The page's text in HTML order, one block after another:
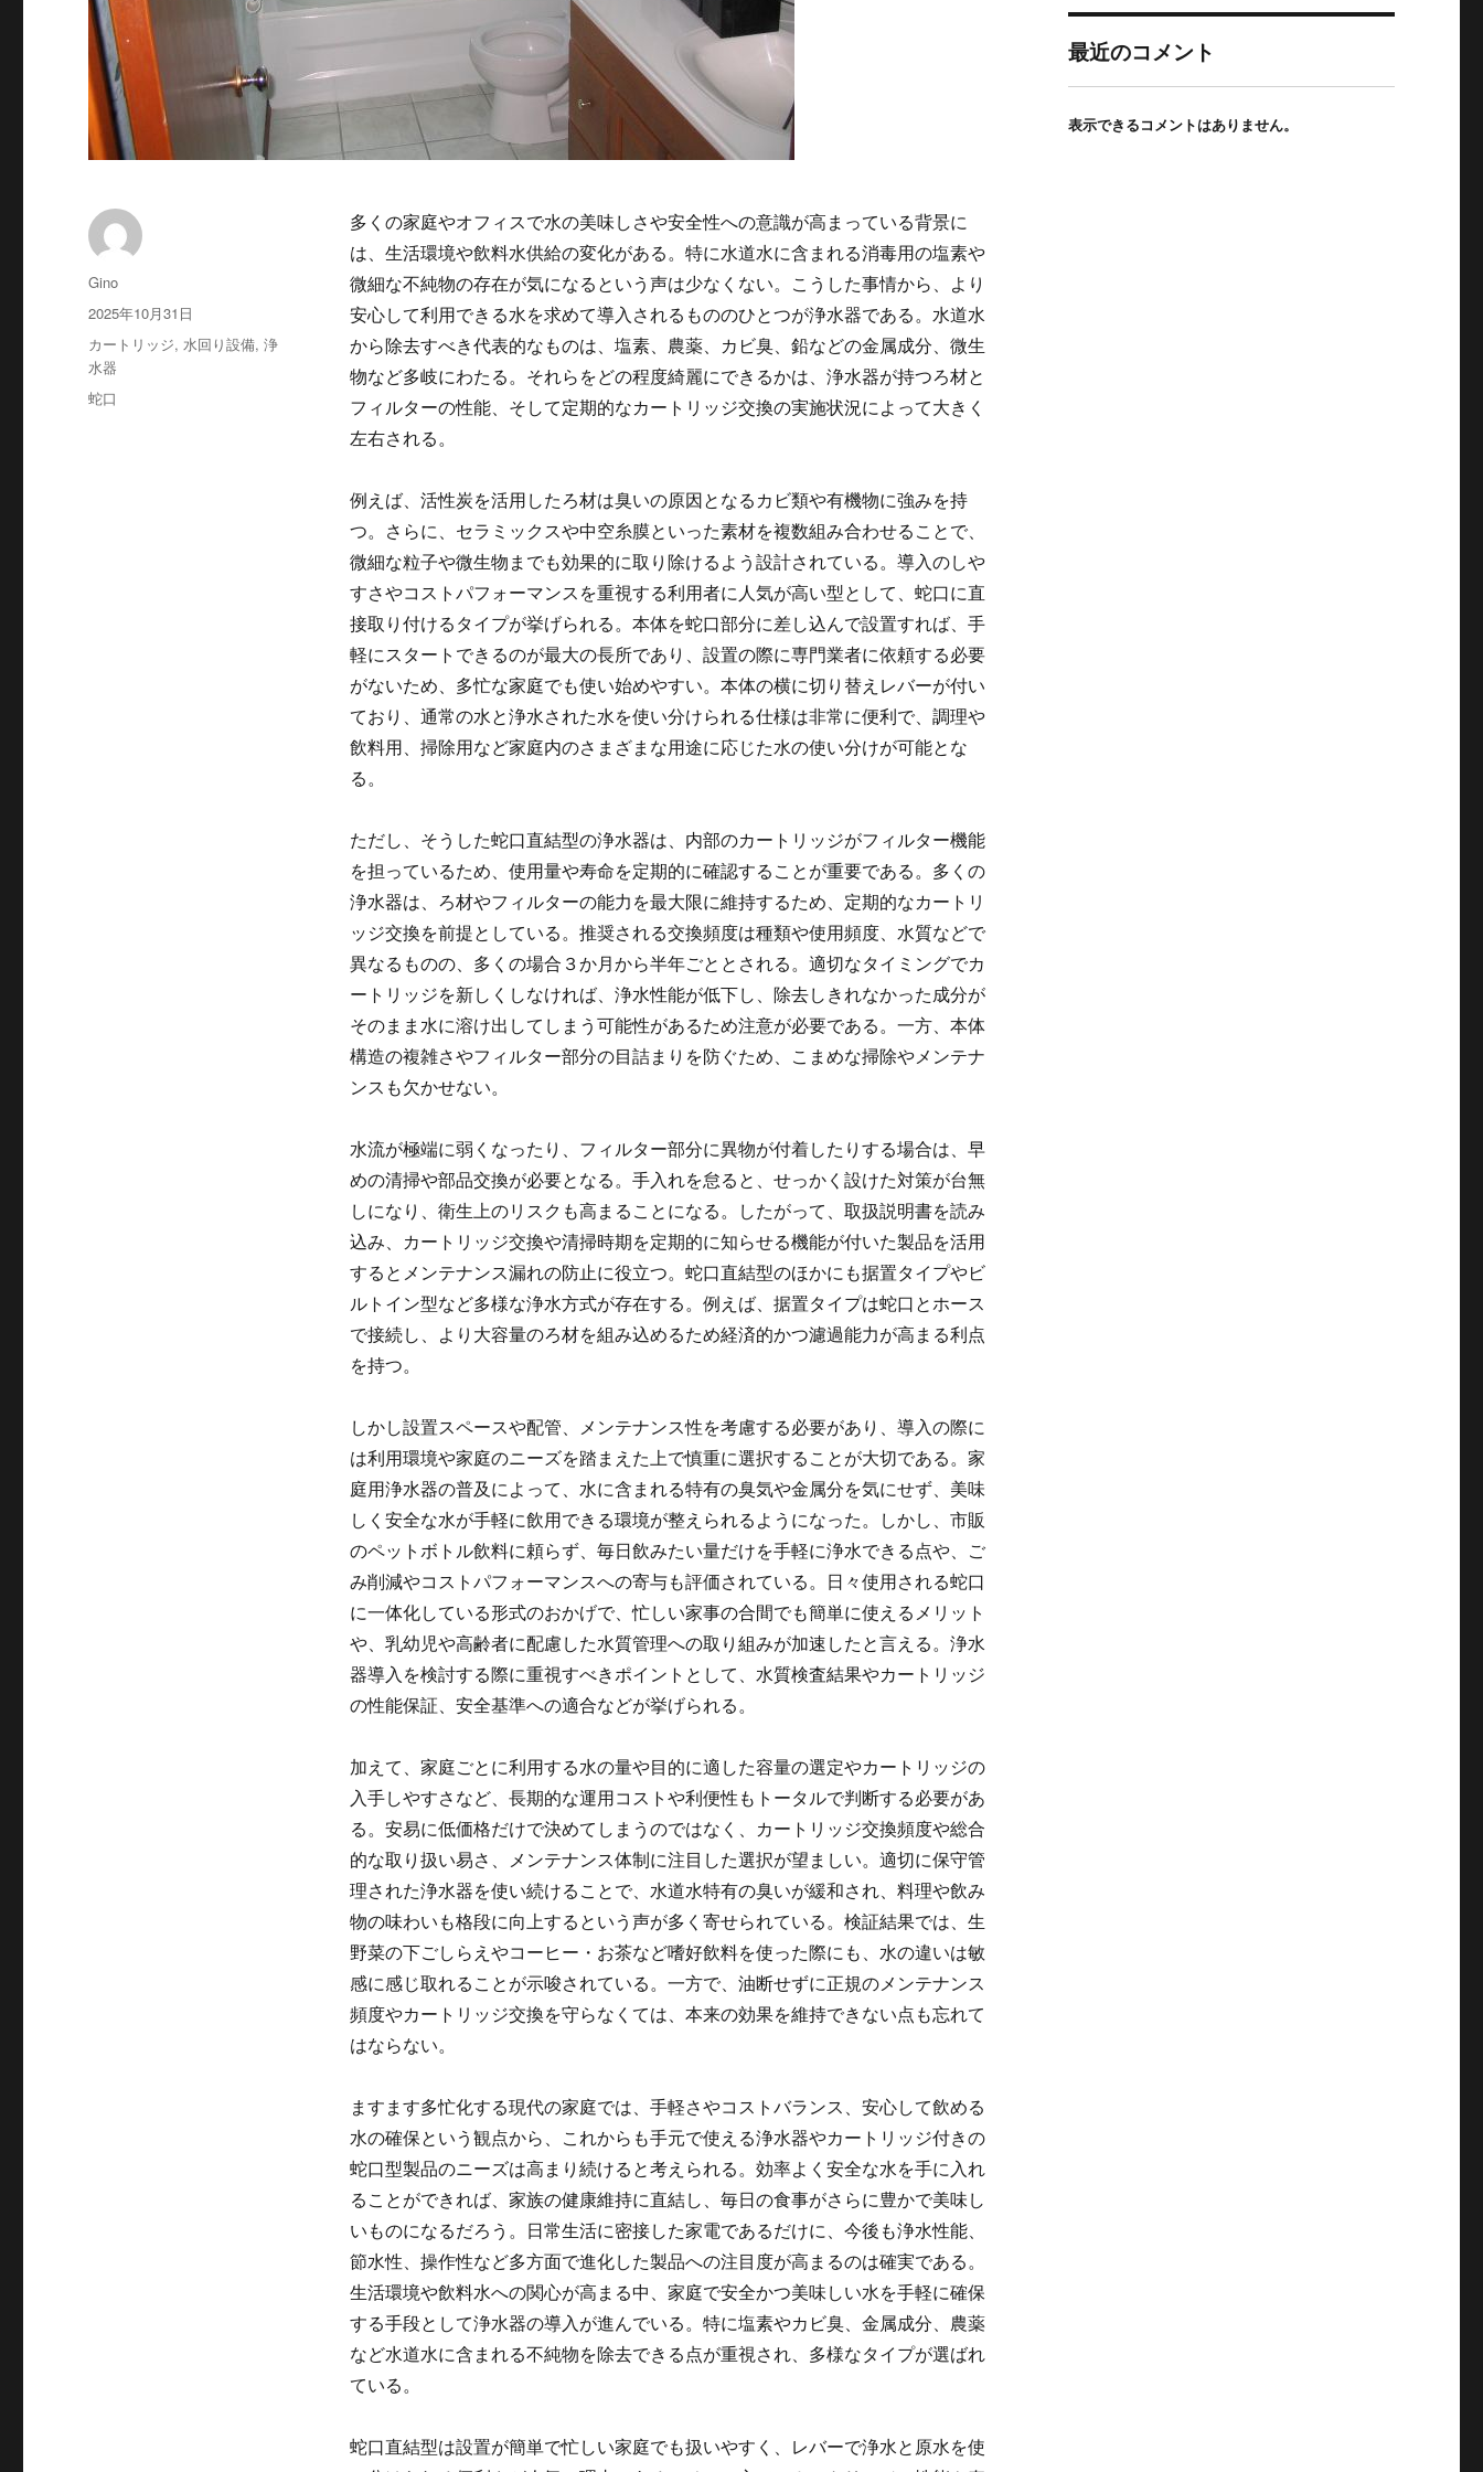
多くの家庭やオフィスで水の美味しさや安全性への意識が高まっている背景に
は、生活環境や飲料水供給の変化がある。 特に水道水に含まれる消毒用の塩素や
微細な不純物の存在が気になるという声は少なくない。こうした事情から、より
安心して利用できる水を求めて導入されるもののひとつが浄水器である。水道水
から除去すべき代表的なものは、塩素、農薬、カビ臭、鉛などの金属成分、微生
物など多岐にわたる。それらをどの程度綺麗にできるかは、浄水器が持つろ材と
フィルターの性能、そして定期的なカートリッジ交換の実施状況によって大きく
左右される。
例えば、活性炭を活用したろ材は臭いの原因となるカビ類や有機物に強みを持
つ。さらに、セラミックスや中空糸膜といった素材を複数組み合わせることで、
微細な粒子や微生物までも効果的に取り除けるよう設計されている。導入のしや
すさやコストパフォーマンスを重視する利用者に人気が高い型として、蛇口に直
接取り付けるタイプが挙げられる。本体を蛇口部分に差し込んで設置すれば、手
軽にスタートできるのが最大の長所であり、設置の際に専門業者に依頼する必要
がないため、多忙な家庭でも使い始めやすい。本体の横に切り替えレバーが付い
ており、通常の水と浄水された水を使い分けられる仕様は非常に便利で、調理や
飲料用、掃除用など家庭内のさまざまな用途に応じた水の使い分けが可能とな
る。
ただし、そうした蛇口直結型の浄水器は、内部のカートリッジがフィルター機能
を担っているため、使用量や寿命を定期的に確認することが重要である。多くの
浄水器は、ろ材やフィルターの能力を最大限に維持するため、定期的なカートリ
ッジ交換を前提としている。推奨される交換頻度は種類や使用頻度、水質などで
異なるものの、多くの場合３か月から半年ごととされる。適切なタイミングでカ
ートリッジを新しくしなければ、浄水性能が低下し、除去しきれなかった成分が
そのまま水に溶け出してしまう可能性があるため注意が必要である。一方、本体
構造の複雑さやフィルター部分の目詰まりを防ぐため、こまめな掃除やメンテナ
ンスも欠かせない。
水流が極端に弱くなったり、フィルター部分に異物が付着したりする場合は、早
めの清掃や部品交換が必要となる。手入れを怠ると、せっかく設けた対策が台無
しになり、衛生上のリスクも高まることになる。したがって、取扱説明書を読み
込み、カートリッジ交換や清掃時期を定期的に知らせる機能が付いた製品を活用
するとメンテナンス漏れの防止に役立つ。蛇口直結型のほかにも据置タイプやビ
ルトイン型など多様な浄水方式が存在する。例えば、据置タイプは蛇口とホース
で接続し、より大容量のろ材を組み込めるため経済的かつ濾過能力が高まる利点
を持つ。
しかし設置スペースや配管、メンテナンス性を考慮する必要があり、導入の際に
は利用環境や家庭のニーズを踏まえた上で慎重に選択することが大切である。家
庭用浄水器の普及によって、水に含まれる特有の臭気や金属分を気にせず、美味
しく安全な水が手軽に飲用できる環境が整えられるようになった。しかし、市販
のペットボトル飲料に頼らず、毎日飲みたい量だけを手軽に浄水できる点や、ご
み削減やコストパフォーマンスへの寄与も評価されている。日々使用される蛇口
に一体化している形式のおかげで、忙しい家事の合間でも簡単に使えるメリット
や、乳幼児や高齢者に配慮した水質管理への取り組みが加速したと言える。浄水
器導入を検討する際に重視すべきポイントとして、水質検査結果やカートリッジ
の性能保証、安全基準への適合などが挙げられる。
加えて、家庭ごとに利用する水の量や目的に適した容量の選定やカートリッジの
入手しやすさなど、長期的な運用コストや利便性もトータルで判断する必要があ
る。安易に低価格だけで決めてしまうのではなく、カートリッジ交換頻度や総合
的な取り扱い易さ、メンテナンス体制に注目した選択が望ましい。適切に保守管
理された浄水器を使い続けることで、水道水特有の臭いが緩和され、料理や飲み
物の味わいも格段に向上するという声が多く寄せられている。検証結果では、生
野菜の下ごしらえやコーヒー・お茶など嗜好飲料を使った際にも、水の違いは敏
感に感じ取れることが示唆されている。一方で、油断せずに正規のメンテナンス
頻度やカートリッジ交換を守らなくては、本来の効果を維持できない点も忘れて
はならない。
ますます多忙化する現代の家庭では、手軽さやコストバランス、安心して飲める
水の確保という観点から、これからも手元で使える浄水器やカートリッジ付きの
蛇口型製品のニーズは高まり続けると考えられる。効率よく安全な水を手に入れ
ることができれば、家族の健康維持に直結し、毎日の食事がさらに豊かで美味し
いものになるだろう。日常生活に密接した家電であるだけに、今後も浄水性能、
節水性、操作性など多方面で進化した製品への注目度が高まるのは確実である。
生活環境や飲料水への関心が高まる中、家庭で安全かつ美味しい水を手軽に確保
する手段として浄水器の導入が進んでいる。特に塩素やカビ臭、金属成分、農薬
など水道水に含まれる不純物を除去できる点が重視され、多様なタイプが選ばれ
ている。
蛇口直結型は設置が簡単で忙しい家庭でも扱いやすく、レバーで浄水と原水を使
投
稿
Gino
投
稿
日:
2025年10月31日
カ
テ
ゴ
リ
カートリッジ,水回り設備,浄
水器
タ
蛇口
最近のコメント
表示できるコメントはありません。